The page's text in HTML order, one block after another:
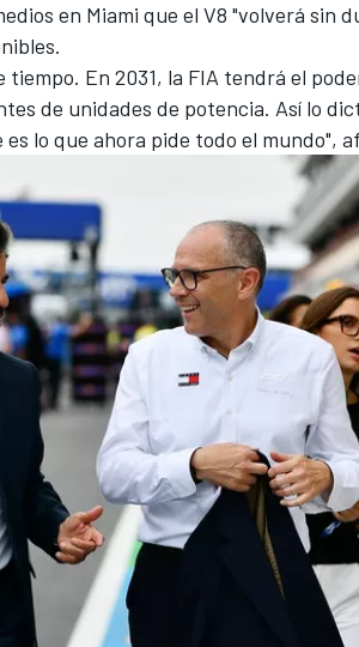
en Miami que el V8 "volverá sin
tiempo. En 2031, la FIA tendrá el
de unidades de potencia. Así lo
lo que ahora pide todo el mundo",